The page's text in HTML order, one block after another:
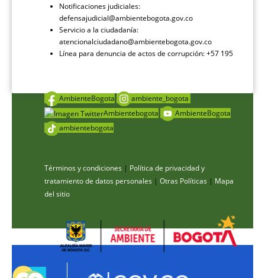
Notificaciones judiciales:
defensajudicial@ambientebogota.gov.co
Servicio a la ciudadanía:
atencionalciudadano@ambientebogota.gov.co
Línea para denuncia de actos de corrupción: +57 195
AmbienteBogota
ambiente_bogota
Ambientebogota
AmbienteBogota
ambientebogota
Términos y condiciones | Política de privacidad y
tratamiento de datos personales | Otras Políticas | Mapa
del sitio